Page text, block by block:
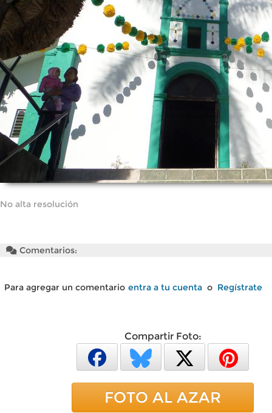
No alta resolución
Comentarios:
Para agregar un comentario entra a tu cuenta o Regístrate
Compartir Foto:
FOTO AL AZAR